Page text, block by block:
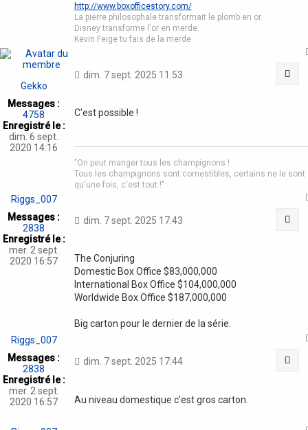
http://www.boxofficestory.com/
La pierre philosophale transformait le plomb en or.
Disney transforme l'or en merde.
Kevin Feige tu fais de la merde.
Gekko
Messages :
4758
Enregistré le :
dim. 6 sept.
2020 14:16
dim. 7 sept. 2025 11:53
C'est possible !
"On peut manger tous les champignons !
Tous les champignons sont comestibles, certains ne le sont
qu'une fois, c'est tout !"
Riggs_007
Messages :
2838
Enregistré le :
mer. 2 sept.
2020 16:57
dim. 7 sept. 2025 17:43
The Conjuring
Domestic Box Office $83,000,000
International Box Office $104,000,000
Worldwide Box Office $187,000,000
Big carton pour le dernier de la série.
Riggs_007
Messages :
2838
Enregistré le :
mer. 2 sept.
2020 16:57
dim. 7 sept. 2025 17:44
Au niveau domestique c'est gros carton.